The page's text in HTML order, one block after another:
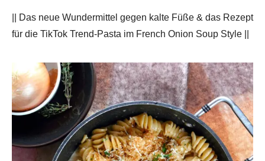
|| Das neue Wundermittel gegen kalte Füße & das Rezept
für die TikTok Trend-Pasta im French Onion Soup Style ||